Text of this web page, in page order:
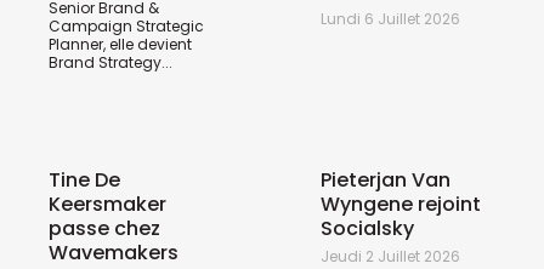
Senior Brand &
Campaign Strategic
Planner, elle devient
Brand Strategy...
Lundi 6 Juillet 2026
Tine De
Keersmaker
passe chez
Wavemakers
Pieterjan Van
Wyngene rejoint
Socialsky
Jeudi 2 Juillet 2026